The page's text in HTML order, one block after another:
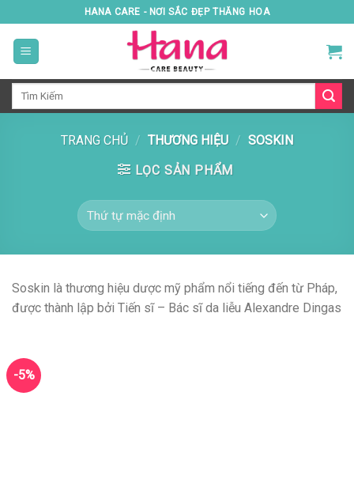
to
content
HANA CARE - NƠI SẮC ĐẸP THĂNG HOA
Tìm
TRANG CHỦ / THƯƠNG HIỆU / SOSKIN
LỌC SẢN PHẨM
Soskin là thương hiệu dược mỹ phẩm nổi tiếng đến từ Pháp,
được thành lập bởi Tiến sĩ – Bác sĩ da liễu Alexandre Dingas
-5%